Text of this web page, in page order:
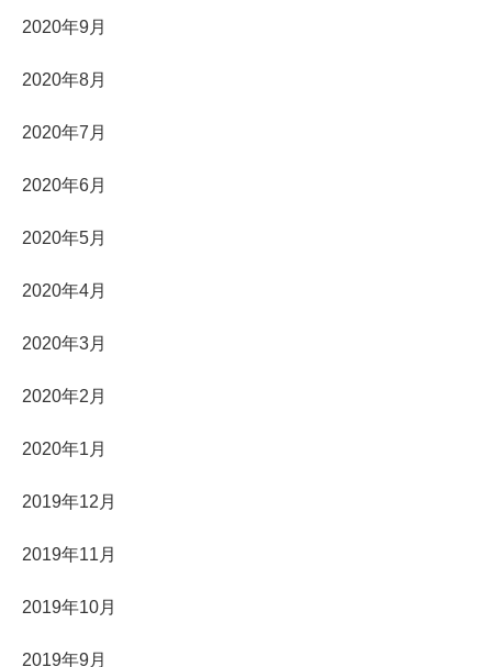
2020年9月
2020年8月
2020年7月
2020年6月
2020年5月
2020年4月
2020年3月
2020年2月
2020年1月
2019年12月
2019年11月
2019年10月
2019年9月